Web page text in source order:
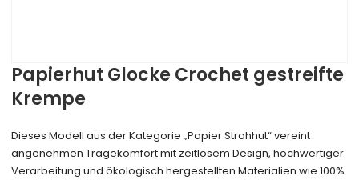
Papierhut Glocke Crochet gestreifte
Krempe
Dieses Modell aus der Kategorie „Papier Strohhut“ vereint
angenehmen Tragekomfort mit zeitlosem Design, hochwertiger
Verarbeitung und ökologisch hergestellten Materialien wie 100%